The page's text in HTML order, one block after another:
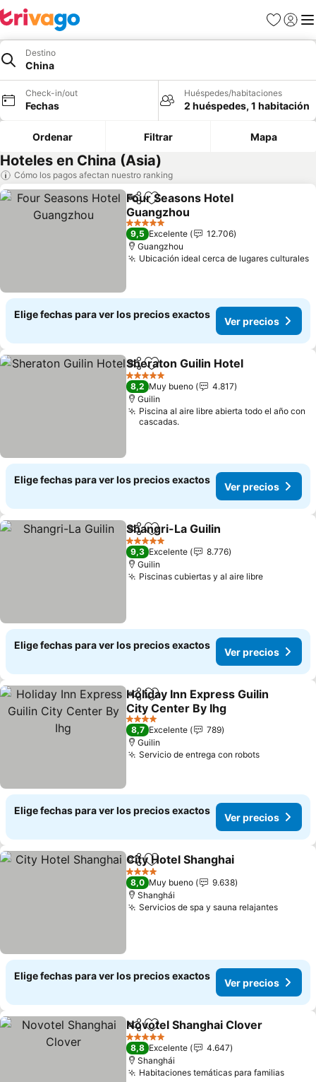
Favoritos
Iniciar
Destino
China
Check-in/out
Fechas
Huéspedes/habitaciones
2 huéspedes, 1 habitación
Ordenar Filtrar Mapa
Hoteles en China (Asia)
Cómo los pagos afectan nuestro ranking
CompartirAgregar a favoritos
Four Seasons Hotel
Guangzhou
5 Estrellas
9,5 Excelente
12.706
Guangzhou
Ubicación ideal cerca de lugares culturales
Elige fechas para ver los precios exactos
Ver precios
CompartirAgregar a favoritos
Sheraton Guilin Hotel
5 Estrellas
8,2 Muy bueno
4.817
Guilin
Piscina al aire libre abierta todo el año con
cascadas.
Elige fechas para ver los precios exactos
Ver precios
CompartirAgregar a favoritos
Shangri-La Guilin
5 Estrellas
9,3 Excelente
8.776
Guilin
Piscinas cubiertas y al aire libre
Elige fechas para ver los precios exactos
Ver precios
CompartirAgregar a favoritos
Holiday Inn Express Guilin
City Center By Ihg
4 Estrellas
8,7 Excelente
789
Guilin
Servicio de entrega con robots
Elige fechas para ver los precios exactos
Ver precios
CompartirAgregar a favoritos
City Hotel Shanghai
4 Estrellas
8,0 Muy bueno
9.638
Shanghái
Servicios de spa y sauna relajantes
Elige fechas para ver los precios exactos
Ver precios
CompartirAgregar a favoritos
Novotel Shanghai Clover
5 Estrellas
8,8 Excelente
4.647
Shanghái
Habitaciones temáticas para familias